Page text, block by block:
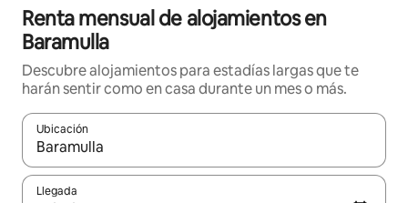
Renta mensual de alojamientos en
Baramulla
Descubre alojamientos para estadías largas que te
harán sentir como en casa durante un mes o más.
Ubicación
Cuando los resultados estén disponibles, navega con las
Llegada